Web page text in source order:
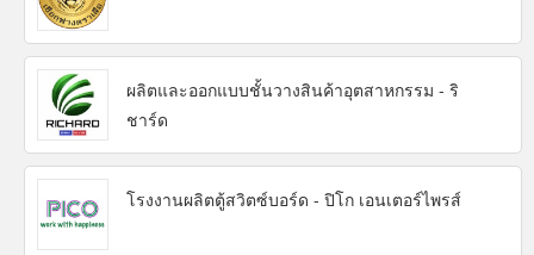
ผลิตและออกแบบชั้นวางสินค้าอุตสาหกรรม - ริ
ชาร์ด
โรงงานผลิตตู้สวิตซ์บอร์ด - ปิโก เอนเตอร์ไพรส์